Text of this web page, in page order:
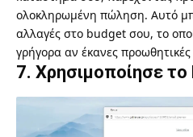
ολοκληρωμένη πώληση. Αυτό
αλλαγές στο budget σου, το
γρήγορα αν έκανες προωθητικές
7. Χρησιμοποίησε